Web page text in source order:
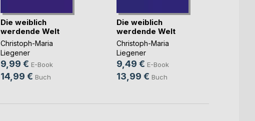
Die weiblich
werdende Welt
Christoph-Maria
Liegener
9,99 € E-Book
14,99 € Buch
Die weiblich
werdende Welt
Christoph-Maria
Liegener
9,49 € E-Book
13,99 € Buch